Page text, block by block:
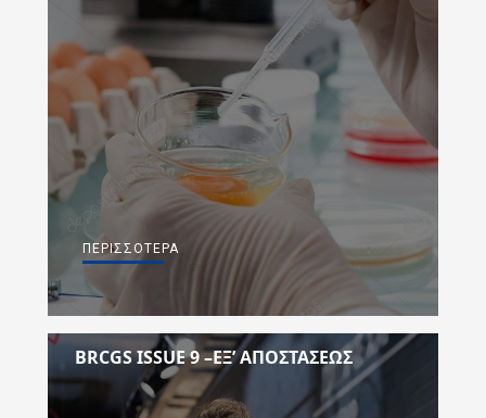
ΠΕΡΙΣΣΌΤΕΡΑ
BRCGS ISSUE 9 –ΕΞ’ ΑΠΟΣΤΆΣΕΩΣ